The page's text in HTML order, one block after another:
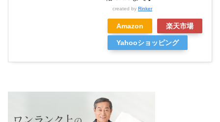
created by Rinker
Amazon 楽天市場
Yahooショッピング